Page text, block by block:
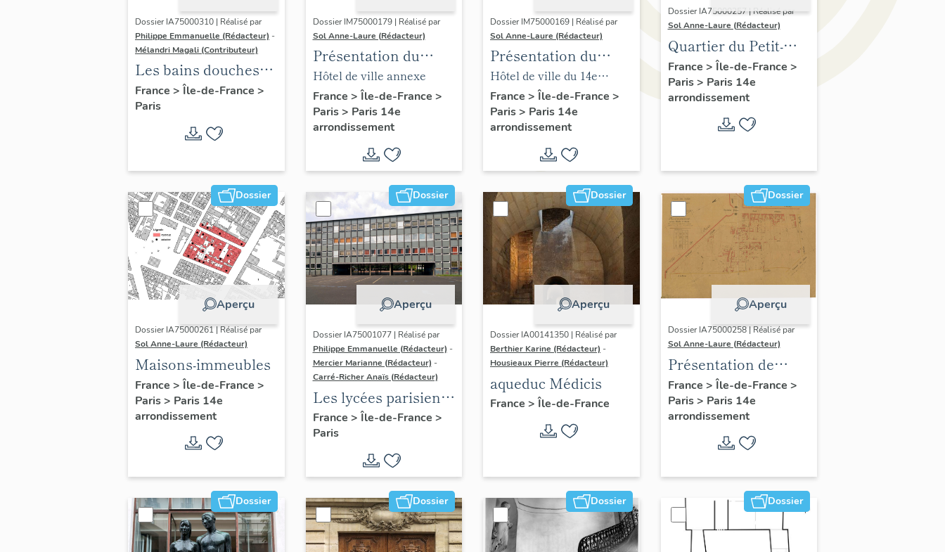
Dossier IA75000310 | Réalisé par
Philippe Emmanuelle (Rédacteur) -
Mélandri Magali (Contributeur)
Les bains douches
municipaux de la
ville de Paris
France > Île-de-France >
Paris
Dossier IM75000179 | Réalisé par
Sol Anne-Laure (Rédacteur)
Présentation du
mobilier de la mairie
annexe
Hôtel de ville annexe
France > Île-de-France >
Paris> Paris 14e
arrondissement
Dossier IM75000169 | Réalisé par
Sol Anne-Laure (Rédacteur)
Présentation du
mobilier de la salle
des mariages
Hôtel de ville du 14e
arrondissement
France > Île-de-France >
Paris> Paris 14e
arrondissement
Dossier IA75000257 | Réalisé par
Sol Anne-Laure (Rédacteur)
Quartier du Petit-
Montrouge
France > Île-de-France >
Paris> Paris 14e
arrondissement
Dossier
Aperçu
Dossier IA75000261 | Réalisé par
Sol Anne-Laure (Rédacteur)
Maisons-immeubles
France > Île-de-France >
Paris> Paris 14e
arrondissement
Dossier
Aperçu
Dossier IA75001077 | Réalisé par
Philippe Emmanuelle (Rédacteur) -
Mercier Marianne (Rédacteur) -
Carré-Richer Anaïs (Rédacteur)
Les lycées parisiens
de Jean-Claude
Dondel et Roger
France > Île-de-France >
Paris
Dossier
Aperçu
Dossier IA00141350 | Réalisé par
Berthier Karine (Rédacteur) -
Housieaux Pierre (Rédacteur)
aqueduc Médicis
France > Île-de-France
Dossier
Aperçu
Dossier IA75000258 | Réalisé par
Sol Anne-Laure (Rédacteur)
Présentation de
l'étude du
patrimoine sur le
quartier du Petit-
Montrouge
France > Île-de-France >
Paris> Paris 14e
arrondissement
Dossier Dossier Dossier Dossier